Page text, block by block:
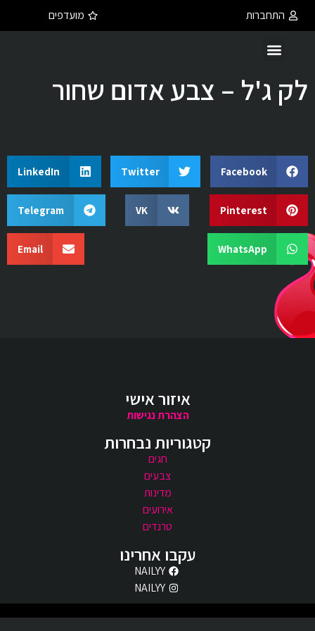
התחברות מועדפים
לק ג'ל – צבע אדום שחור
Facebook
Twitter
LinkedIn
Pinterest
VK
Telegram
WhatsApp
Email
איזור אישי
הצהרת נגישות
קטגוריות נבחרות
חגים
צבעים
מדינות
אירועים
טרנדים
עקבו אחרינו
NAILYY
NAILYY